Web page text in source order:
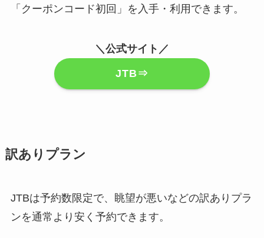
「クーポンコード初回」を入手・利用できます。
＼公式サイト／
JTB⇒
訳ありプラン
JTBは予約数限定で、眺望が悪いなどの訳ありプラ
ンを通常より安く予約できます。